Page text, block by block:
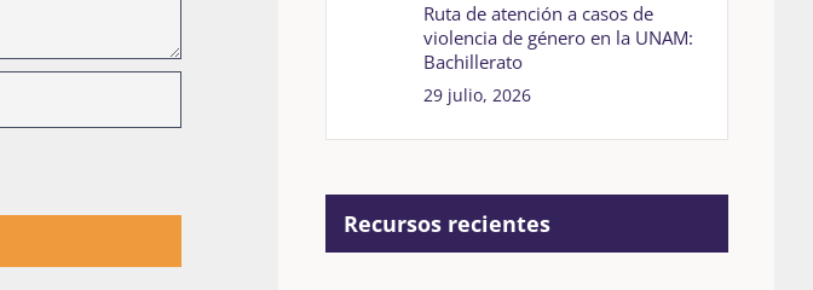
Ruta de atención a casos de
violencia de género en la UNAM:
Bachillerato
29 julio, 2026
Recursos recientes